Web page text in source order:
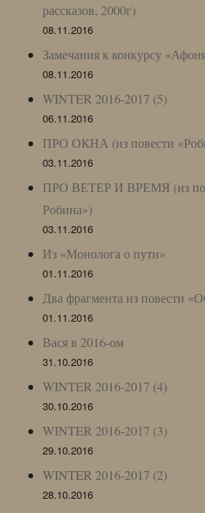
рассказов, 2000г)
08.11.2016
Замечания к конкурсу
08.11.2016
WINTER 2016-2017 (5)
06.11.2016
ПРО ОКНА (из повести
03.11.2016
ПРО ВЕТЕР И ВРЕМЯ (из
Робина»)
03.11.2016
Из «Монолога о пути»
01.11.2016
Два фрагмента из повести
01.11.2016
Вася в 2016-ом
31.10.2016
WINTER 2016-2017 (4)
30.10.2016
WINTER 2016-2017 (3)
29.10.2016
WINTER 2016-2017 (2)
28.10.2016